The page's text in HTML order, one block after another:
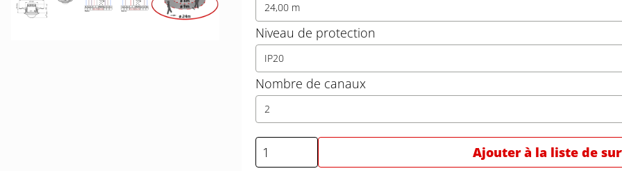
24,00 m
Niveau de protection
IP20
Nombre de canaux
2
Ajouter à la liste de